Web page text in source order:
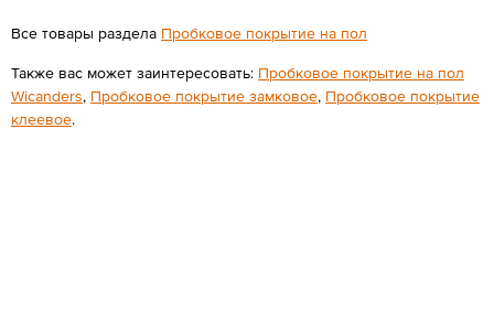
Все товары раздела Пробковое покрытие на пол
Также вас может заинтересовать: Пробковое покрытие на пол
Wicanders, Пробковое покрытие замковое, Пробковое покрытие
клеевое.